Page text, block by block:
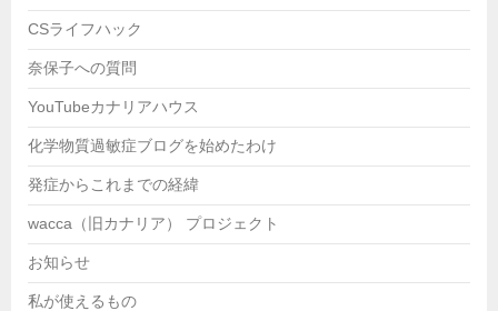
CSライフハック
奈保子への質問
YouTubeカナリアハウス
化学物質過敏症ブログを始めたわけ
発症からこれまでの経緯
wacca（旧カナリア） プロジェクト
お知らせ
私が使えるもの